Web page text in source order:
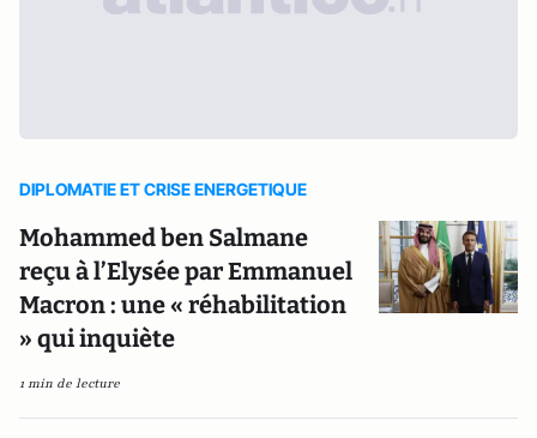
DIPLOMATIE ET CRISE ENERGETIQUE
Mohammed ben Salmane
reçu à l’Elysée par Emmanuel
Macron : une « réhabilitation
» qui inquiète
1 min de lecture